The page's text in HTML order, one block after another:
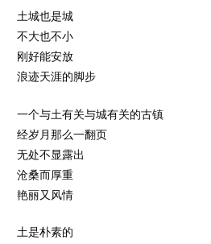
土城也是城
不大也不小
刚好能安放
浪迹天涯的脚步
一个与土有关与城有关的古镇
经岁月那么一翻页
无处不显露出
沧桑而厚重
艳丽又风情
土是朴素的